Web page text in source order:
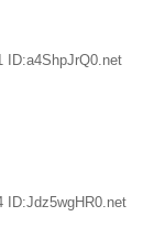
ID:a4ShpJrQ0.net
ID:Jdz5wgHR0.net